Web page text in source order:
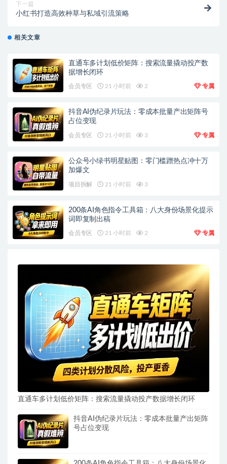
下一篇
小红书打造高效种草与私域引流策略
相关文章
直通车多计划低价矩阵：搜索流量撬动投产数
据增长闭环
会员专区 21 小时前 2 专属
抖音AI伪纪录片玩法：零成本批量产出矩阵号
占位变现
会员专区 21 小时前 3 专属
公众号小绿书明星贴图：零门槛蹭热点冲十万
加爆文
项目拆解 21 小时前 3
200条AI角色指令工具箱：八大身份场景化提示
词即复制出稿
会员专区 21 小时前 2 专属
直通车多计划低价矩阵：搜索流量撬动投产数据增长闭环
抖音AI伪纪录片玩法：零成本批量产出矩阵
号占位变现